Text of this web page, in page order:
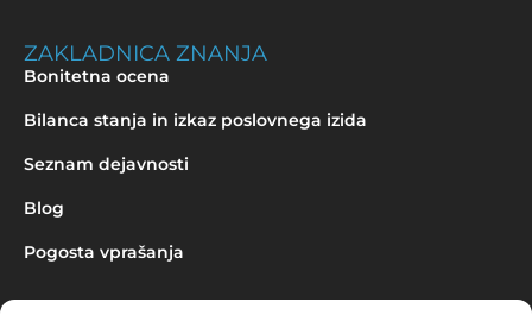
ZAKLADNICA ZNANJA
Bonitetna ocena
Bilanca stanja in izkaz poslovnega izida
Seznam dejavnosti
Blog
Pogosta vprašanja